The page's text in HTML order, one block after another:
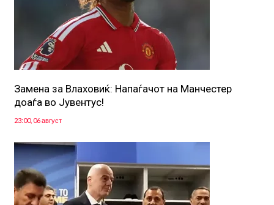
Замена за Влаховиќ: Напаѓачот на Манчестер
доаѓа во Јувентус!
23:00, 06 август